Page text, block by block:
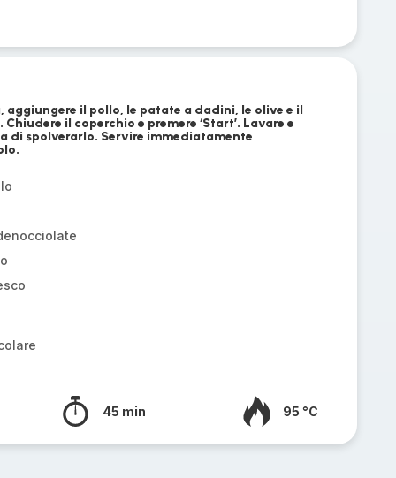
aggiungere il pollo, le patate a dadini, le olive e il
il coperchio e premere ‘Start’. Lavare e
di spolverarlo. Servire immediatamente
45 min 95 °C